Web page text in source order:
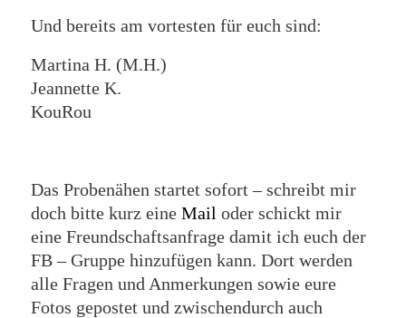
Und bereits am vortesten für euch sind:
Martina H. (M.H.)
Jeannette K.
KouRou
Das Probenähen startet sofort – schreibt mir
doch bitte kurz eine Mail oder schickt mir
eine Freundschaftsanfrage damit ich euch der
FB – Gruppe hinzufügen kann. Dort werden
alle Fragen und Anmerkungen sowie eure
Fotos gepostet und zwischendurch auch